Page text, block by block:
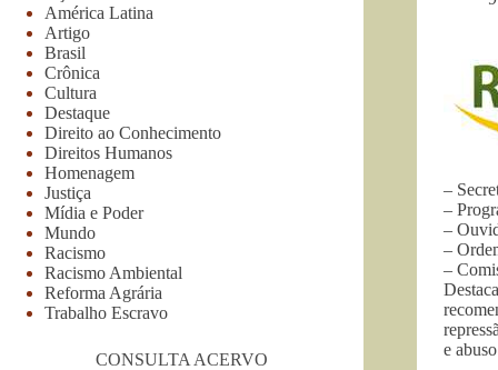
–
–
–
–
–
e
América Latina
Artigo
Brasil
Crônica
Cultura
Destaque
Direito ao Conhecimento
Direitos Humanos
Homenagem
Justiça
Mídia e Poder
Mundo
Racismo
Racismo Ambiental
Reforma Agrária
Trabalho Escravo
CONSULTA ACERVO